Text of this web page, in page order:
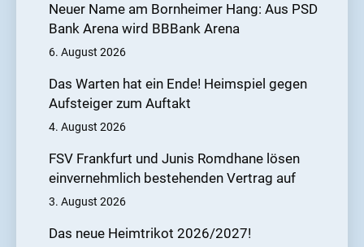
Neuer Name am Bornheimer Hang: Aus PSD
Bank Arena wird BBBank Arena
6. August 2026
Das Warten hat ein Ende! Heimspiel gegen
Aufsteiger zum Auftakt
4. August 2026
FSV Frankfurt und Junis Romdhane lösen
einvernehmlich bestehenden Vertrag auf
3. August 2026
Das neue Heimtrikot 2026/2027!